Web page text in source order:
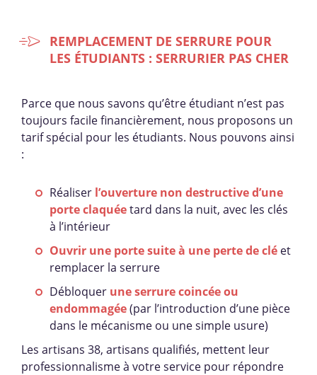
REMPLACEMENT DE SERRURE POUR
LES ÉTUDIANTS : SERRURIER PAS CHER
Parce que nous savons qu’être étudiant n’est pas
toujours facile financièrement, nous proposons un
tarif spécial pour les étudiants. Nous pouvons ainsi
:
Réaliser l’ouverture non destructive d’une
porte claquéetard dans la nuit, avec les clés
à l’intérieur
Ouvrir une porte suite à une perte de clé et
remplacer la serrure
Débloquer une serrure coincée ou
endommagée(par l’introduction d’une pièce
dans le mécanisme ou une simple usure)
Les artisans 38, artisans qualifiés, mettent leur
professionnalisme à votre service pour répondre